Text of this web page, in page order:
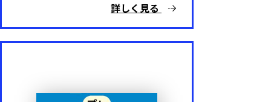
詳しく見る